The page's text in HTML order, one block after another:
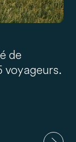
de
voyageurs.